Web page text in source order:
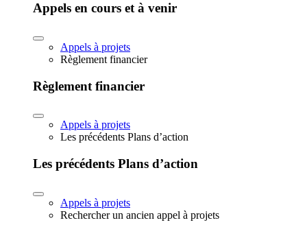
Appels en cours et à venir
Appels à projets
Règlement financier
Règlement financier
Appels à projets
Les précédents Plans d’action
Les précédents Plans d’action
Appels à projets
Rechercher un ancien appel à projets